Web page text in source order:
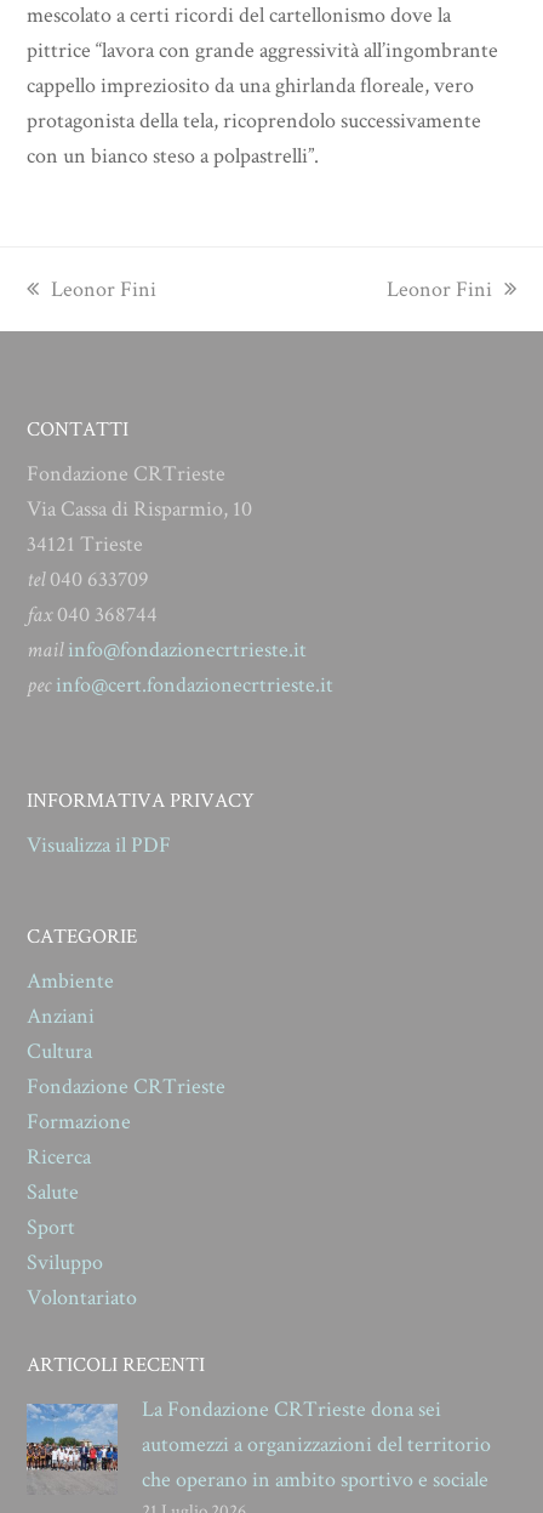
mescolato a certi ricordi del cartellonismo dove la
pittrice “lavora con grande aggressività all’ingombrante
cappello impreziosito da una ghirlanda floreale, vero
protagonista della tela, ricoprendolo successivamente
con un bianco steso a polpastrelli”.
previous
Leonor Fini
next
Leonor Fini
CONTATTI
Fondazione CRTrieste
Via Cassa di Risparmio, 10
34121 Trieste
tel040 633709
fax040 368744
mailinfo@fondazionecrtrieste.it
pecinfo@cert.fondazionecrtrieste.it
INFORMATIVA PRIVACY
Visualizza il PDF
CATEGORIE
Ambiente
Anziani
Cultura
Fondazione CRTrieste
Formazione
Ricerca
Salute
Sport
Sviluppo
Volontariato
ARTICOLI RECENTI
La Fondazione CRTrieste dona sei
automezzi a organizzazioni del territorio
che operano in ambito sportivo e sociale